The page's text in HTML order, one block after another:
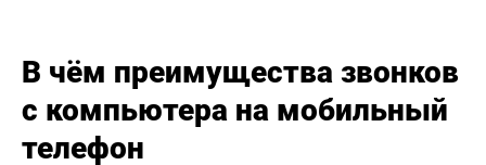
В чём преимущества звонков
с компьютера на мобильный
телефон